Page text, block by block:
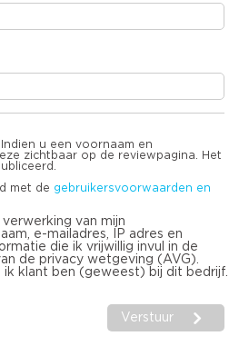
u een voornaam en
zichtbaar op de reviewpagina. Het
met de gebruikersvoorwaarden en
van mijn
e-mailadres, IP adres en
die ik vrijwillig invul in de
de privacy wetgeving (AVG).
ik klant ben (geweest) bij dit bedrijf.
Verstuur